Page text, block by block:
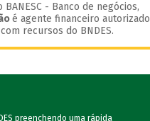
- Banco de negócios,
é agente financeiro autorizado
recursos do BNDES.
preenchendo uma rápida